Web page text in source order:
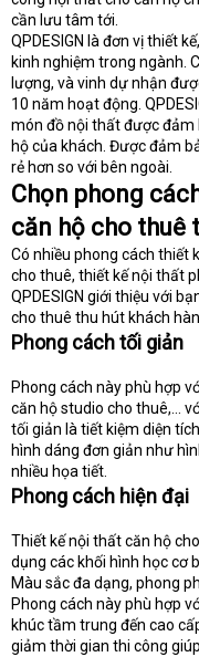
cần lưu tâm tới.
QPDESIGN là đơn vị thiết
kinh nghiệm trong ngành.
lượng, và vinh dự nhận
10 năm hoạt động.
món đồ nội thất được đảm
hộ của khách. Được đảm
rẻ hơn so với bên ngoài.
Chọn phong
căn hộ cho thuê
Có nhiều phong cách thiết
cho thuê, thiết kế nội thất
QPDESIGN giới thiệu với
cho thuê thu hút khách
Phong cách tối giản
Phong cách này phù hợp
căn hộ studio cho thuê,…
tối giản là tiết kiệm diện
hình dáng đơn giản như
nhiều họa tiết.
Phong cách hiện đại
Thiết kế nội thất căn hộ
dụng các khối hình học cơ
Màu sắc đa dạng, phong
Phong cách này phù hợp
khúc tầm trung đến cao
giảm thời gian thi công